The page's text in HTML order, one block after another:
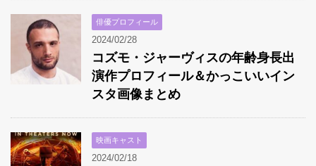
俳優プロフィール
2024/02/28
コズモ・ジャーヴィスの年齢身長出
演作プロフィール＆かっこいいイン
スタ画像まとめ
映画キャスト
2024/02/18